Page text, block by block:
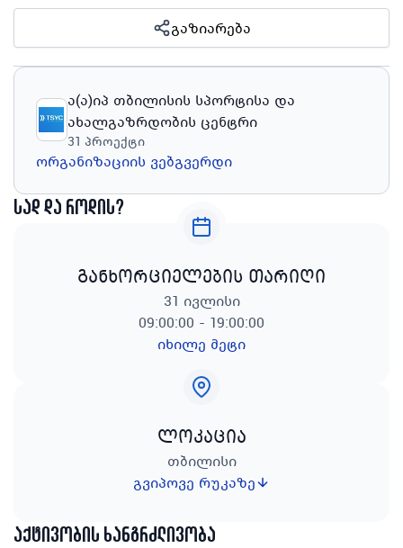
გაზიარება
ა(ა)იპ თბილისის სპორტისა და
ახალგაზრდობის ცენტრი
31 პროექტი
ორგანიზაციის ვებგვერდი
სად და როდის?
განხორციელების თარიღი
31 ივლისი
09:00:00 - 19:00:00
იხილე მეტი
ლოკაცია
თბილისი
გვიპოვე რუკაზე
აქტივობის ხანგრძლივობა